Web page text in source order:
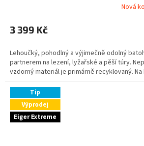
Nová
3 399 Kč
Lehoučký, pohodlný a výjimečně odolný
partnerem na lezení, lyžařské a pěší túry.
vzdorný materiál je primárně recyklovaný. Na
Tip
Výprodej
Eiger Extreme